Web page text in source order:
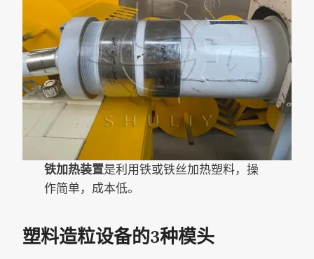
铁加热装置是利用铁或铁丝加热塑料，操
作简单，成本低。
塑料造粒设备的3种模头